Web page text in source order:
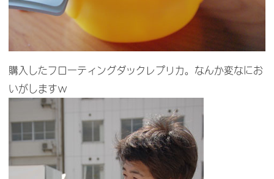
購入したフローティングダックレプリカ。なんか変なにお
いがしますｗ